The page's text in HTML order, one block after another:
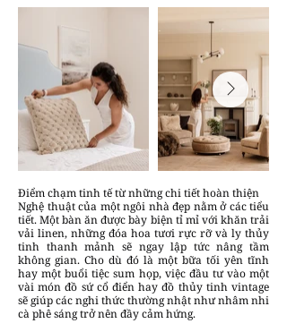
Điểm chạm tinh tế từ những chi tiết hoàn thiện
Nghệ thuật của một ngôi nhà đẹp nằm ở các tiểu
tiết. Một bàn ăn được bày biện tỉ mỉ với khăn trải
vải linen, những đóa hoa tươi rực rỡ và ly thủy
tinh thanh mảnh sẽ ngay lập tức nâng tầm
không gian. Cho dù đó là một bữa tối yên tĩnh
hay một buổi tiệc sum họp, việc đầu tư vào một
vài món đồ sứ cổ điển hay đồ thủy tinh vintage
sẽ giúp các nghi thức thường nhật như nhâm nhi
cà phê sáng trở nên đầy cảm hứng.